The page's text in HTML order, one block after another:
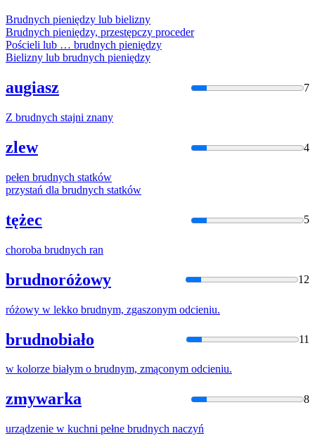
Brudnych pieniędzy lub bielizny
Brudnych pieniędzy, przestępczy proceder
Pościeli lub … brudnych pieniędzy
Bielizny lub brudnych pieniędzy
augiasz 7
Z brudnych stajni znany
zlew 4
pełen brudnych statków
przystań dla brudnych statków
tężec 5
choroba brudnych ran
brudnoróżowy 12
różowy w lekko brudnym, zgaszonym odcieniu.
brudnobiało 11
w kolorze białym o brudnym, zmąconym odcieniu.
zmywarka 8
urządzenie w kuchni pełne brudnych naczyń